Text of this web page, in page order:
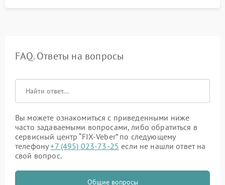
FAQ. Ответы на вопросы
Вы можете ознакомиться с приведенными ниже
часто задаваемыми вопросами, либо обратиться в
сервисный центр “FIX-Veber” по следующему
телефону+7 (495) 023-73-25 если не нашли ответ на
свой вопрос.
Общие вопросы